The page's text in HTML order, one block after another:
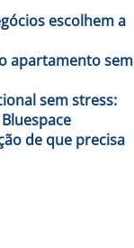
escolhem a
apartamento sem
sem stress:
de que precisa